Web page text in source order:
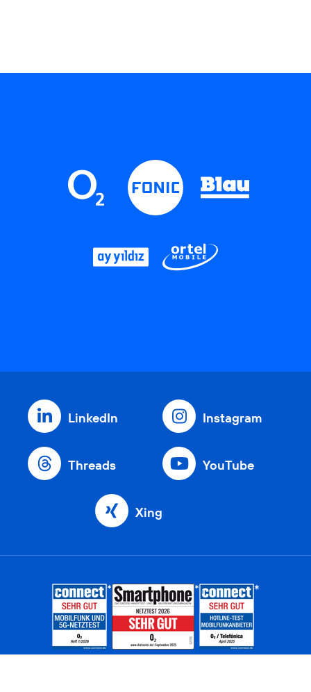
LinkedIn Instagram
Threads YouTube
Xing